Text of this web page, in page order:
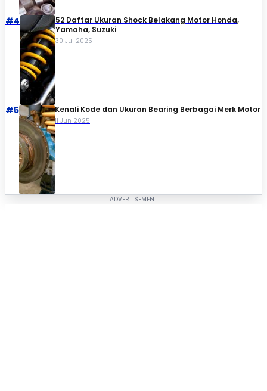
#4
52 Daftar Ukuran Shock Belakang Motor Honda,
Yamaha, Suzuki​
30 Jul 2025
#5 Kenali Kode dan Ukuran Bearing Berbagai Merk Motor
11 Jun 2025